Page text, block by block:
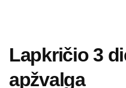
Lapkričio 3
apžvalga